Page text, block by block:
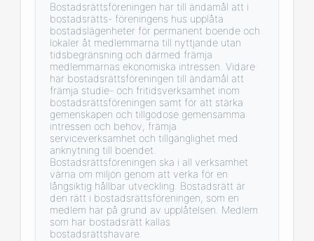
Bostadsrättsföreningen har till ändamål att i
bostadsrätts- föreningens hus upplåta
bostadslägenheter för permanent boende och
lokaler åt medlemmarna till nyttjande utan
tidsbegränsning och därmed främja
medlemmarnas ekonomiska intressen. Vidare
har bostadsrättsföreningen till ändamål att
främja studie- och fritidsverksamhet inom
bostadsrättsföreningen samt för att stärka
gemenskapen och tillgodose gemensamma
intressen och behov, främja
serviceverksamhet och tillgänglighet med
anknytning till boendet.
Bostadsrättsföreningen ska i all verksamhet
värna om miljön genom att verka för en
långsiktig hållbar utveckling. Bostadsrätt är
den rätt i bostadsrättsföreningen, som en
medlem har på grund av upplåtelsen. Medlem
som har bostadsrätt kallas
bostadsrättshavare.